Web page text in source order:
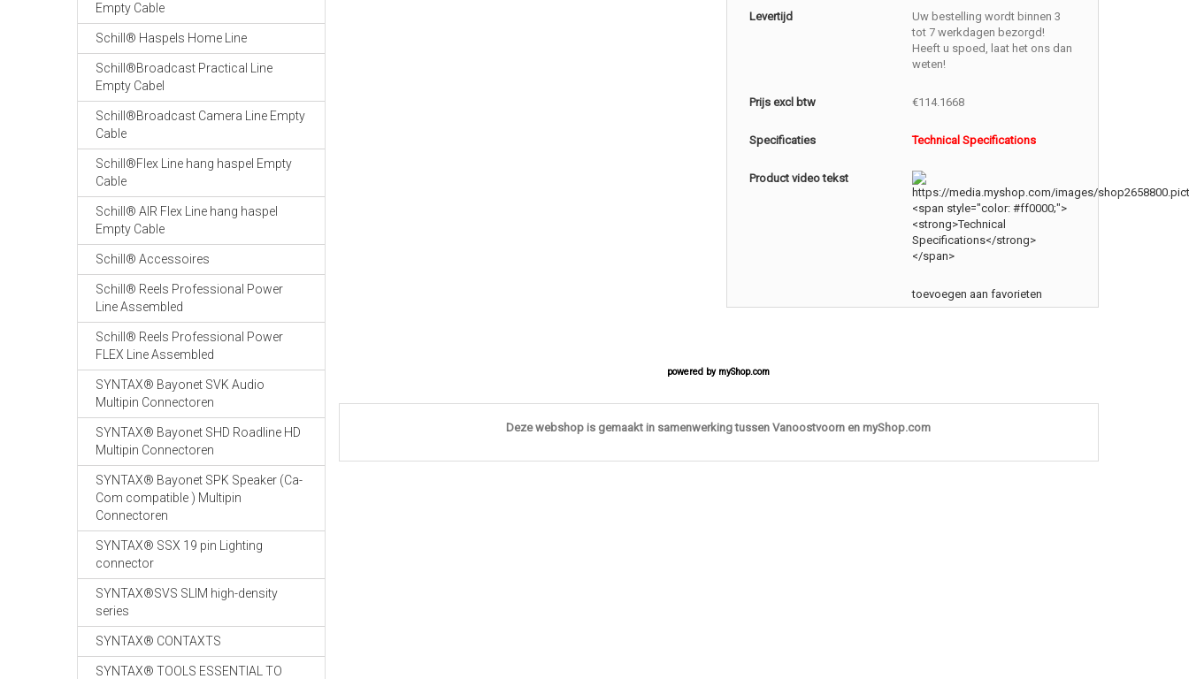
Empty Cable
Schill® Haspels Home Line
Schill®Broadcast Practical Line
Empty Cabel
Schill®Broadcast Camera Line Empty
Cable
Schill®Flex Line hang haspel Empty
Cable
Schill® AIR Flex Line hang haspel
Empty Cable
Schill® Accessoires
Schill® Reels Professional Power
Line Assembled
Schill® Reels Professional Power
FLEX Line Assembled
SYNTAX® Bayonet SVK Audio
Multipin Connectoren
SYNTAX® Bayonet SHD Roadline HD
Multipin Connectoren
SYNTAX® Bayonet SPK Speaker (Ca-
Com compatible ) Multipin
Connectoren
SYNTAX® SSX 19 pin Lighting
connector
SYNTAX®SVS SLIM high-density
series
SYNTAX® CONTAXTS
SYNTAX® TOOLS ESSENTIAL TO
Levertijd
Uw bestelling wordt binnen 3
tot 7 werkdagen bezorgd!
Heeft u spoed, laat het ons dan
weten!
Prijs excl btw €114.1668
Specificaties Technical Specifications
Product video tekst
toevoegen aan favorieten
powered by myShop.com
Deze webshop is gemaakt in samenwerking tussen Vanoostvoorn en myShop.com